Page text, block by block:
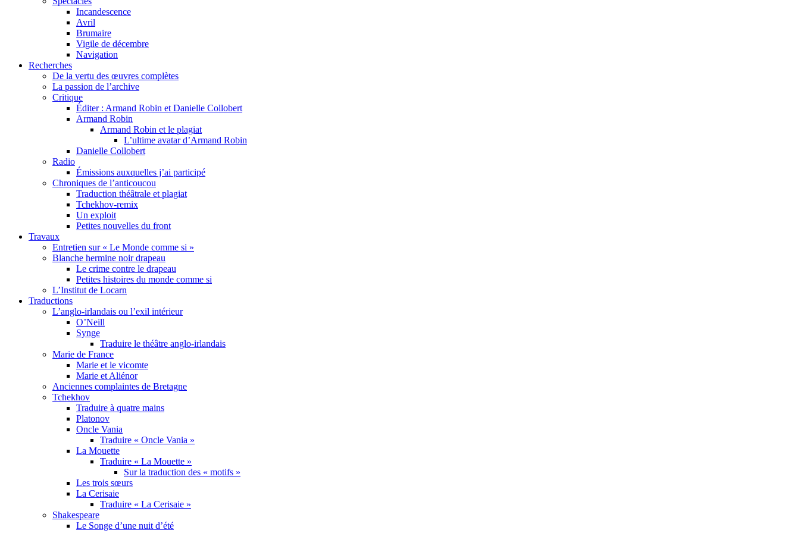
Incandescence
Avril
Brumaire
Vigile de décembre
Navigation
Recherches
De la vertu des œuvres complètes
La passion de l’archive
Critique
Éditer : Armand Robin et Danielle Collobert
Armand Robin
Armand Robin et le plagiat
L’ultime avatar d’Armand Robin
Danielle Collobert
Radio
Émissions auxquelles j’ai participé
Chroniques de l’anticoucou
Traduction théâtrale et plagiat
Tchekhov-remix
Un exploit
Petites nouvelles du front
Travaux
Entretien sur « Le Monde comme si »
Blanche hermine noir drapeau
Le crime contre le drapeau
Petites histoires du monde comme si
L’Institut de Locarn
Traductions
L’anglo-irlandais ou l’exil intérieur
O’Neill
Synge
Traduire le théâtre anglo-irlandais
Marie de France
Marie et le vicomte
Marie et Aliénor
Anciennes complaintes de Bretagne
Tchekhov
Traduire à quatre mains
Platonov
Oncle Vania
Traduire « Oncle Vania »
La Mouette
Traduire « La Mouette »
Sur la traduction des « motifs »
Les trois sœurs
La Cerisaie
Traduire « La Cerisaie »
Shakespeare
Le Songe d’une nuit d’été